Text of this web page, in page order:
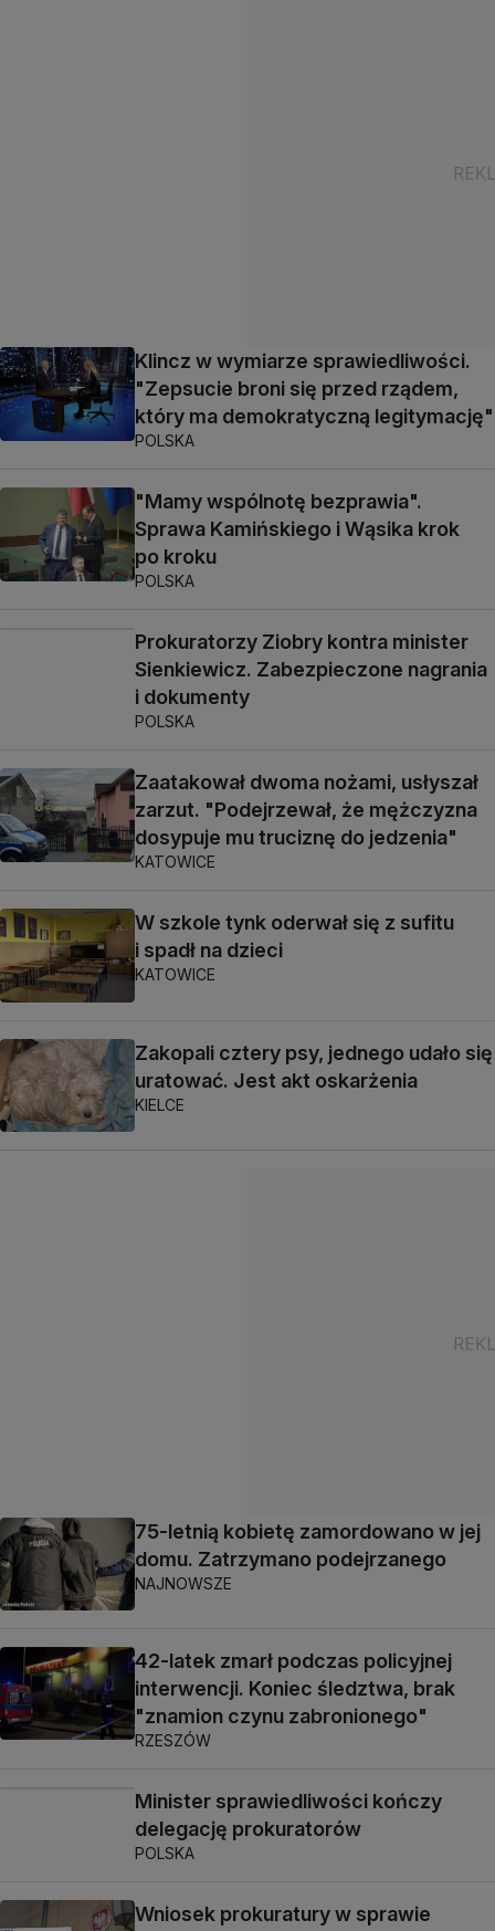
Klincz w wymiarze sprawiedliwości.
"Zepsucie broni się przed rządem,
który ma demokratyczną legitymację"
POLSKA
"Mamy wspólnotę bezprawia".
Sprawa Kamińskiego i Wąsika krok
po kroku
POLSKA
Prokuratorzy Ziobry kontra minister
Sienkiewicz. Zabezpieczone nagrania
i dokumenty
POLSKA
Zaatakował dwoma nożami, usłyszał
zarzut. "Podejrzewał, że mężczyzna
dosypuje mu truciznę do jedzenia"
KATOWICE
W szkole tynk oderwał się z sufitu
i spadł na dzieci
KATOWICE
Zakopali cztery psy, jednego udało się
uratować. Jest akt oskarżenia
KIELCE
75-letnią kobietę zamordowano w jej
domu. Zatrzymano podejrzanego
NAJNOWSZE
42-latek zmarł podczas policyjnej
interwencji. Koniec śledztwa, brak
"znamion czynu zabronionego"
RZESZÓW
Minister sprawiedliwości kończy
delegację prokuratorów
POLSKA
Wniosek prokuratury w sprawie